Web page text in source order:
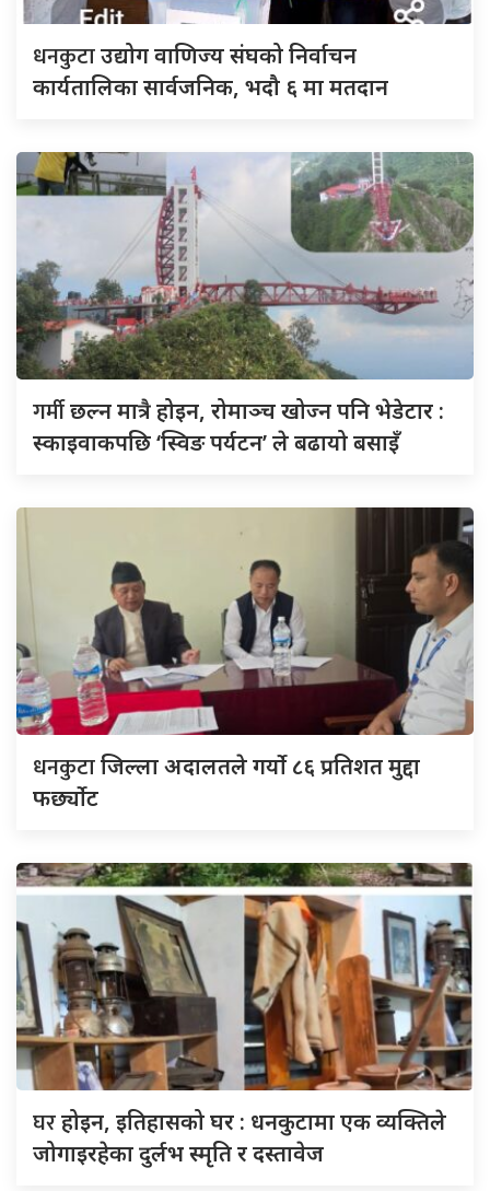
धनकुटाउद्योग वाणिज्य संघको निर्वाचन
कार्यतालिका सार्वजनिक, भदौ ६ मा मतदान
गर्मीछल्न मात्रै होइन, रोमाञ्च खोज्न पनि भेडेटार :
स्काइवाकपछि ‘स्विङ पर्यटन’ ले बढायो बसाइँ
धनकुटाजिल्ला अदालतले गर्यो ८६ प्रतिशत मुद्दा
फर्छ्योट
घरहोइन, इतिहासको घर : धनकुटामा एक व्यक्तिले
जोगाइरहेका दुर्लभ स्मृति र दस्तावेज